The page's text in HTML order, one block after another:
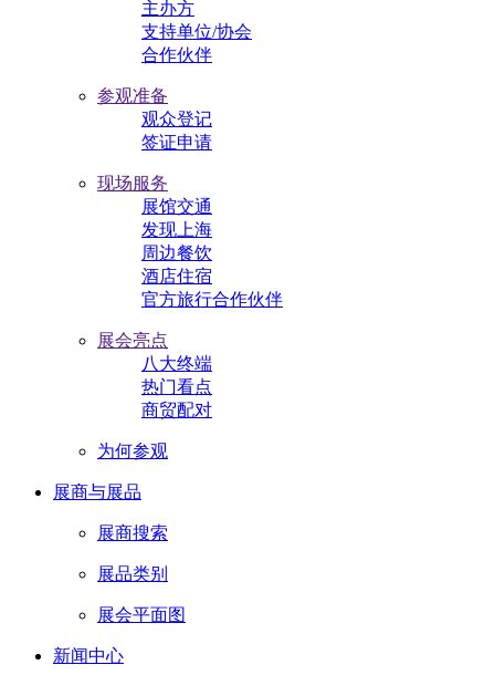
主办方
支持单位/协会
合作伙伴
参观准备
观众登记
签证申请
现场服务
展馆交通
发现上海
周边餐饮
酒店住宿
官方旅行合作伙伴
展会亮点
八大终端
热门看点
商贸配对
为何参观
展商与展品
展商搜索
展品类别
展会平面图
新闻中心